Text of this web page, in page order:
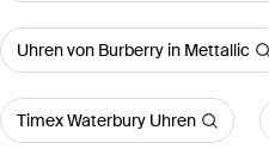
Uhren von Burberry in Mettallic
Timex Waterbury Uhren